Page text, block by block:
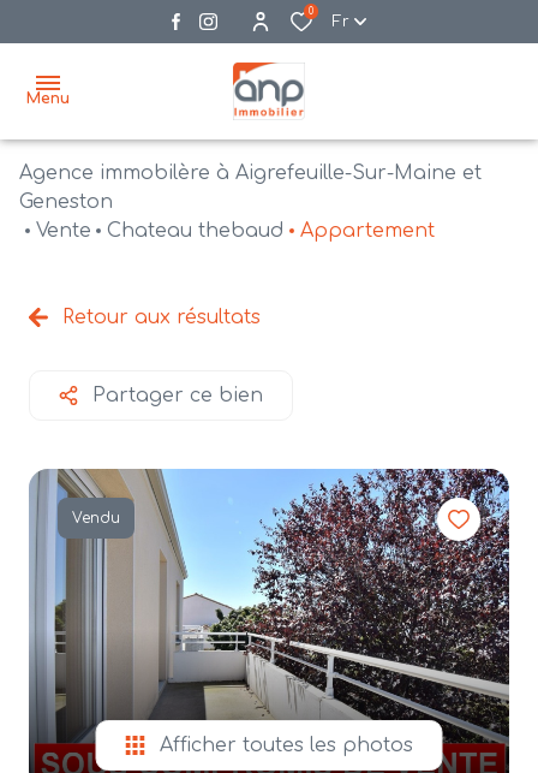
0
Fr
Menu
accueil
vente
agences
estimation
mail
contact
Agence immobilère à Aigrefeuille-Sur-Maine et
Geneston
Vente
Chateau thebaud Appartement
Retour aux résultats
Partager ce bien
Vendu
Afficher toutes les photos